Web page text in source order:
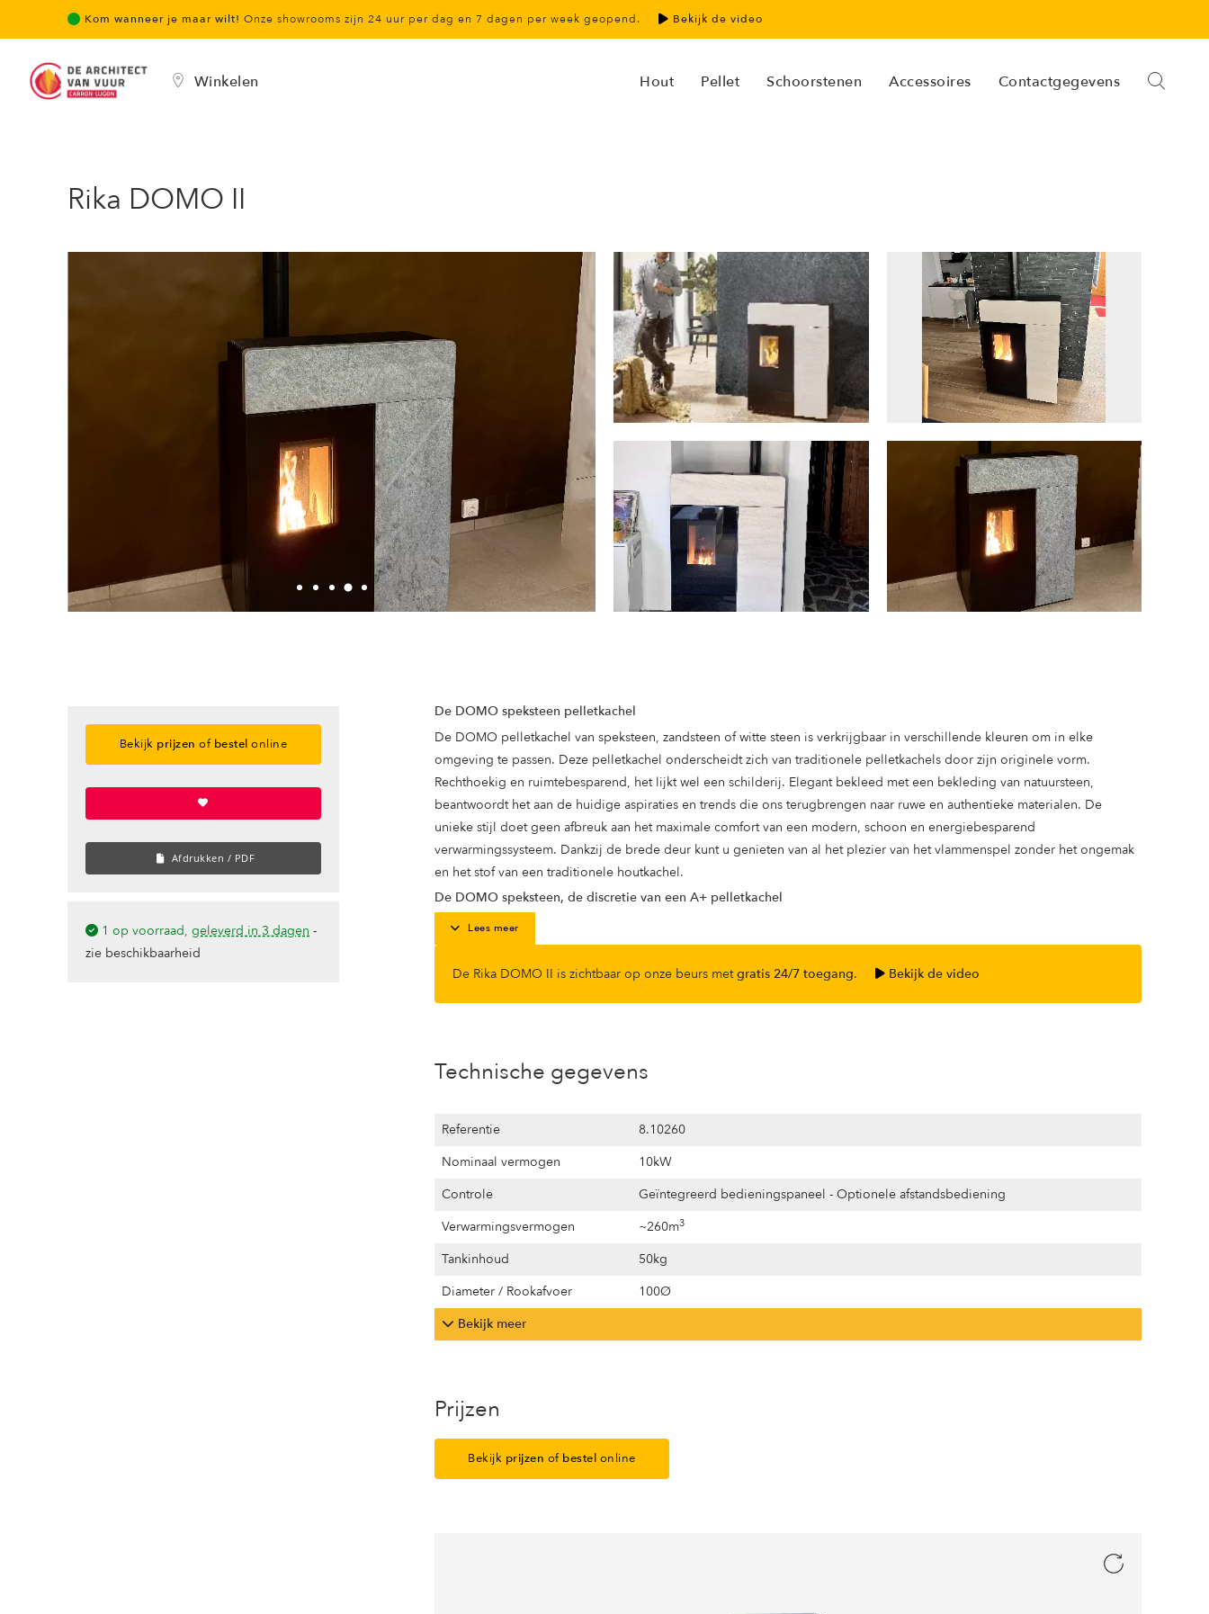
Kom wanneer je maar wilt! Onze showrooms zijn 24 uur per dag en 7 dagen per week geopend. Bekijk de video
Winkelen Hout Pellet Schoorstenen Accessoires Contactgegevens
Rika DOMO II
Bekijk prijzen of bestel online
Afdrukken / PDF
1 op voorraad, geleverd in 3 dagen -
zie beschikbaarheid
De DOMO speksteen pelletkachel
De DOMO pelletkachel van speksteen, zandsteen of witte steen is verkrijgbaar in verschillende kleuren om in elke
omgeving te passen. Deze pelletkachel onderscheidt zich van traditionele pelletkachels door zijn originele vorm.
Rechthoekig en ruimtebesparend, het lijkt wel een schilderij. Elegant bekleed met een bekleding van natuursteen,
beantwoordt het aan de huidige aspiraties en trends die ons terugbrengen naar ruwe en authentieke materialen. De
unieke stijl doet geen afbreuk aan het maximale comfort van een modern, schoon en energiebesparend
verwarmingssysteem. Dankzij de brede deur kunt u genieten van al het plezier van het vlammenspel zonder het ongemak
en het stof van een traditionele houtkachel.
De DOMO speksteen, de discretie van een A+ pelletkachel
Lees meer
De Rika DOMO II is zichtbaar op onze beurs metgratis 24/7 toegang. Bekijk de video
Technische gegevens
Referentie
8.10260
Nominaal vermogen
10kW
Controle
Geïntegreerd bedieningspaneel - Optionele afstandsbediening
Verwarmingsvermogen
~260m3
Tankinhoud
50kg
Diameter / Rookafvoer
100Ø
Bekijk meer
Prijzen
Bekijk prijzen of bestel online